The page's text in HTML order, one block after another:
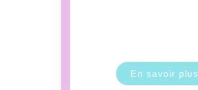
En savoir plus